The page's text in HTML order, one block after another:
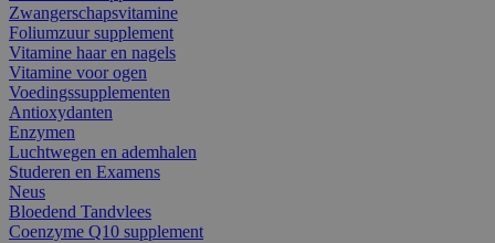
Zwangerschapsvitamine
Foliumzuur supplement
Vitamine haar en nagels
Vitamine voor ogen
Voedingssupplementen
Antioxydanten
Enzymen
Luchtwegen en ademhalen
Studeren en Examens
Neus
Bloedend Tandvlees
Coenzyme Q10 supplement